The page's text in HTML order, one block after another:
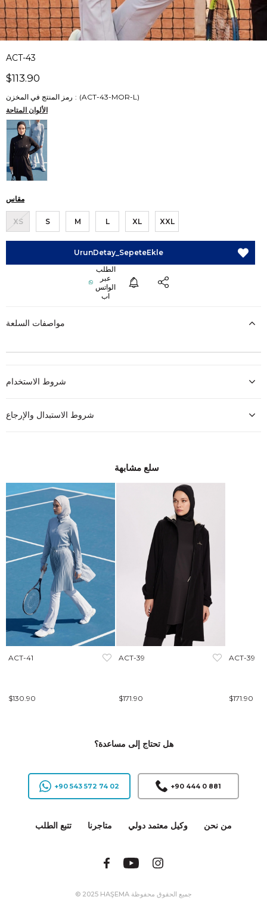
ACT-43
$113.90
رمز المنتج في المخزن
(ACT-43-MOR-L)
الألوان المتاحة
مقاس
XS S M L XL XXL
مواصفات السلعة
شروط الاستخدام
شروط الاستبدال والإرجاع
سلع مشابهة
ACT-41
$130.90
ACT-39
$171.90
ACT-39
$171.90
هل تحتاج إلى مساعدة؟
+90 543 572 74 02 +90 444 0 881
تتبع الطلب متاجرنا وكيل معتمد دولي من نحن
© 2025 HAŞEMA جميع الحقوق محفوظة